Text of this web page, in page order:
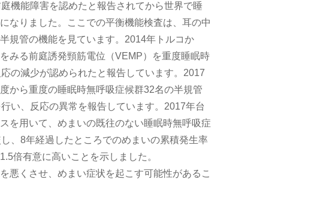
機能障害を認めたと報告されてから世界で睡
なりました。ここでの平衡機能検査は、耳の中
規管の機能を見ています。2014年トルコか
みる前庭誘発頸筋電位（VEMP）を重度睡眠時
の減少が認められたと報告しています。2017
から重度の睡眠時無呼吸症候群32名の半規管
い、反応の異常を報告しています。2017年台
を用いて、めまいの既往のない睡眠時無呼吸症
、8年経過したところでのめまいの累積発生率
倍有意に高いことを示しました。
悪くさせ、めまい症状を起こす可能性があるこ